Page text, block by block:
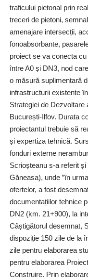
traficului pietonal prin
treceri de pietoni,
amenajare intersecții,
fonoabsorbante,
proiect se va conecta
între A0 și DN3, nod
o măsură suplimentară
infrastructurii existente
Strategiei de
București-Ilfov. Durata
proiectantul trebuie să
și expertiza tehnică.
fonduri externe
Scrioșteanu s-a referit
Găneasa), unde ”în
ofertelor, a fost
documentațiilor tehnice
DN2 (km. 21+900), la
Câștigătorul desemnat,
dispoziție 150 zile de la
zile pentru elaborarea
pentru elaborarea
Construire. Prin